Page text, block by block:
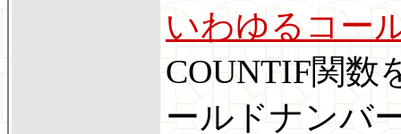
いわゆるコー
COUNTIF関数
ールドナンバ